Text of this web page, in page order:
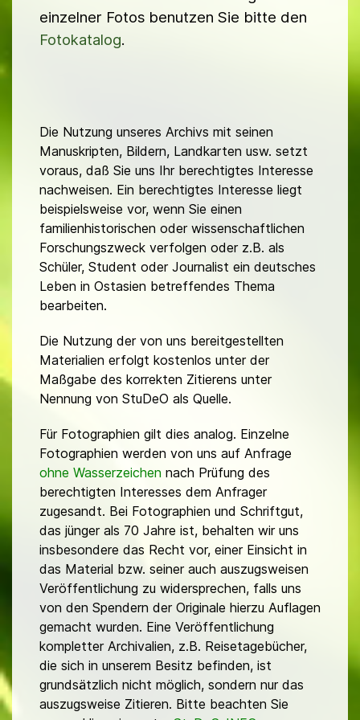
einzelner Fotos benutzen Sie bitte den
Fotokatalog.
Die Nutzung unseres Archivs mit seinen
Manuskripten, Bildern, Landkarten usw. setzt
voraus, daß Sie uns Ihr berechtigtes Interesse
nachweisen. Ein berechtigtes Interesse liegt
beispielsweise vor, wenn Sie einen
familienhistorischen oder wissenschaftlichen
Forschungszweck verfolgen oder z.B. als
Schüler, Student oder Journalist ein deutsches
Leben in Ostasien betreffendes Thema
bearbeiten.
Die Nutzung der von uns bereitgestellten
Materialien erfolgt kostenlos unter der
Maßgabe des korrekten Zitierens unter
Nennung von StuDeO als Quelle.
Für Fotographien gilt dies analog. Einzelne
Fotographien werden von uns auf Anfrage
ohne Wasserzeichen nach Prüfung des
berechtigten Interesses dem Anfrager
zugesandt. Bei Fotographien und Schriftgut,
das jünger als 70 Jahre ist, behalten wir uns
insbesondere das Recht vor, einer Einsicht in
das Material bzw. seiner auch auszugsweisen
Veröffentlichung zu widersprechen, falls uns
von den Spendern der Originale hierzu Auflagen
gemacht wurden. Eine Veröffentlichung
kompletter Archivalien, z.B. Reisetagebücher,
die sich in unserem Besitz befinden, ist
grundsätzlich nicht möglich, sondern nur das
auszugsweise Zitieren. Bitte beachten Sie